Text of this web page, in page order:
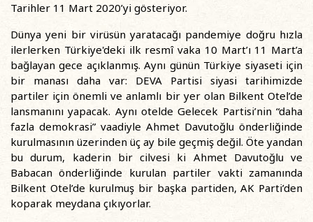
Tarihler 11 Mart 2020’yi gösteriyor.
Dünya yeni bir virüsün yaratacağı pandemiye doğru hızla
ilerlerken Türkiye'deki ilk resmî vaka 10 Mart’ı 11 Mart’a
bağlayan gece açıklanmış. Aynı günün Türkiye siyaseti için
bir manası daha var: DEVA Partisi siyasi tarihimizde
partiler için önemli ve anlamlı bir yer olan Bilkent Otel’de
lansmanını yapacak. Aynı otelde Gelecek Partisi’nin “daha
fazla demokrasi” vaadiyle Ahmet Davutoğlu önderliğinde
kurulmasının üzerinden üç ay bile geçmiş değil. Öte yandan
bu durum, kaderin bir cilvesi ki Ahmet Davutoğlu ve
Babacan önderliğinde kurulan partiler vakti zamanında
Bilkent Otel’de kurulmuş bir başka partiden, AK Parti’den
koparak meydana çıkıyorlar.